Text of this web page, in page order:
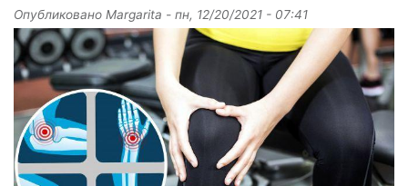
Опубликовано Margarita - пн, 12/20/2021 - 07:41